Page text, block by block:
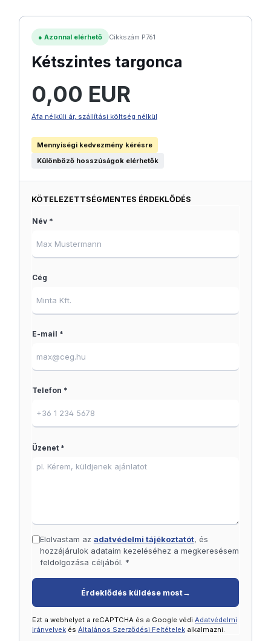
● Azonnal elérhető Cikkszám P761
Kétszintes targonca
0,00 EUR
Áfa nélküli ár, szállítási költség nélkül
Mennyiségi kedvezmény kérésre
Különböző hosszúságok elérhetők
KÖTELEZETTSÉGMENTES ÉRDEKLŐDÉS
Név *
Cég
E-mail *
Telefon *
Üzenet *
Elolvastam az adatvédelmi tájékoztatót, és
hozzájárulok adataim kezeléséhez a megkeresésem
feldolgozása céljából. *
Érdeklődés küldése most→
Ezt a webhelyet a reCAPTCHA és a Google védi Adatvédelmi
irányelvek és Általános Szerződési Feltételek alkalmazni.